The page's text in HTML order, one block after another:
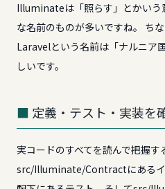
Illuminateは「照らす」とかい
な名前のものが多いですね。 ち
Laravelという名前は「ナルニア
しいです。
定義・テスト・実装を
実コードのすべてを読んで把握す
src/Illuminate/Contractにある